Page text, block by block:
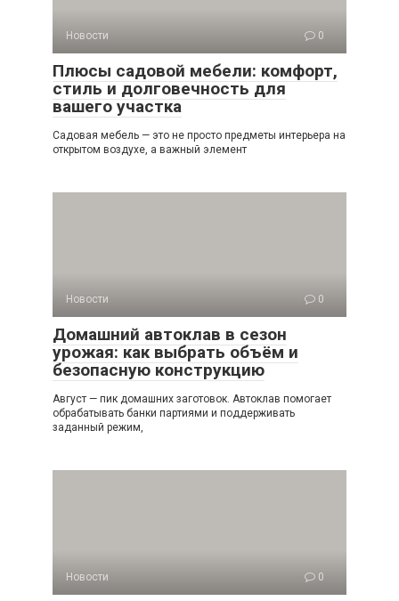
Новости 0
Плюсы садовой мебели: комфорт,
стиль и долговечность для
вашего участка
Садовая мебель — это не просто предметы интерьера на
открытом воздухе, а важный элемент
Новости 0
Домашний автоклав в сезон
урожая: как выбрать объём и
безопасную конструкцию
Август — пик домашних заготовок. Автоклав помогает
обрабатывать банки партиями и поддерживать
заданный режим,
Новости 0